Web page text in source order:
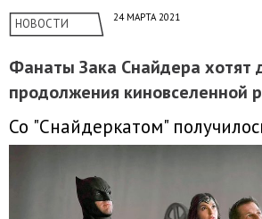
НОВОСТИ 24 МАРТА 2021
Фанаты Зака Снайдера хотят
продолжения киновселенной
Со "Снайдеркатом"